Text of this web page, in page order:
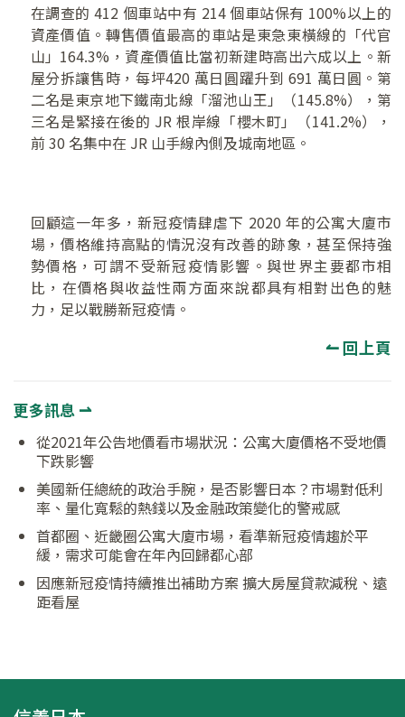
在調查的 412 個車站中有 214 個車站保有 100%以上的
資產價值。轉售價值最高的車站是東急東橫線的「代官
山」164.3%，資產價值比當初新建時高出六成以上。新
屋分拆讓售時，每坪420 萬日圓躍升到 691 萬日圓。第
二名是東京地下鐵南北線「溜池山王」（145.8%），第
三名是緊接在後的 JR 根岸線「櫻木町」（141.2%），
前 30 名集中在 JR 山手線內側及城南地區。
回顧這一年多，新冠疫情肆虐下 2020 年的公寓大廈市
場，價格維持高點的情況沒有改善的跡象，甚至保持強
勢價格，可謂不受新冠疫情影響。與世界主要都市相
比，在價格與收益性兩方面來說都具有相對出色的魅
力，足以戰勝新冠疫情。
↼ 回上頁
更多訊息 ⇀
從2021年公告地價看市場狀況：公寓大廈價格不受地價
下跌影響
美國新任總統的政治手腕，是否影響日本？市場對低利
率、量化寬鬆的熱錢以及金融政策變化的警戒感
首都圈、近畿圈公寓大廈市場，看準新冠疫情趨於平
緩，需求可能會在年內回歸都心部
因應新冠疫情持續推出補助方案 擴大房屋貸款減稅、遠
距看屋